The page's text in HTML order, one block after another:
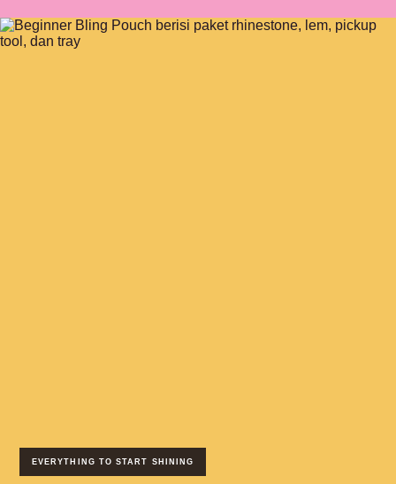
EVERYTHING TO START SHINING